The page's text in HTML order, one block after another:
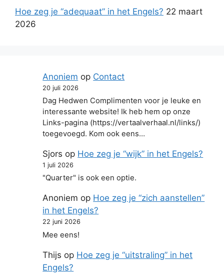
Hoe zeg je “adequaat” in het Engels? 22 maart
2026
Anoniem op Contact
20 juli 2026
Dag Hedwen Complimenten voor je leuke en
interessante website! Ik heb hem op onze
Links-pagina (https://vertaalverhaal.nl/links/)
toegevoegd. Kom ook eens…
Sjors op Hoe zeg je “wijk” in het Engels?
1 juli 2026
"Quarter" is ook een optie.
Anoniem op Hoe zeg je “zich aanstellen”
in het Engels?
22 juni 2026
Mee eens!
Thijs op Hoe zeg je “uitstraling” in het
Engels?